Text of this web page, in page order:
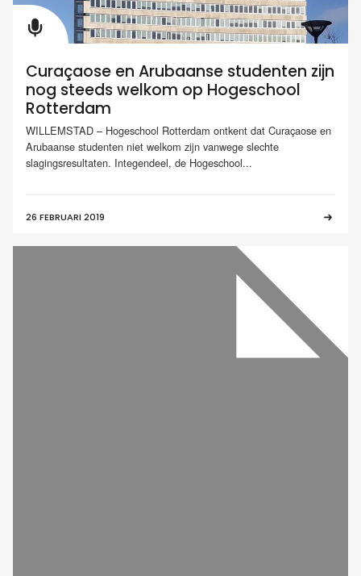
Curaçaose en Arubaanse studenten zijn
nog steeds welkom op Hogeschool
Rotterdam
WILLEMSTAD – Hogeschool Rotterdam ontkent dat Curaçaose en
Arubaanse studenten niet welkom zijn vanwege slechte
slagingsresultaten. Integendeel, de Hogeschool...
26 FEBRUARI 2019